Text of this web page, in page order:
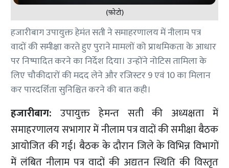
(फ़ोटो)
हजारीबाग उपायुक्त हेमंत सती ने समाहरणालय में नीलाम पत्र
वादों की समीक्षा करते हुए पुराने मामलों को प्राथमिकता के आधार
पर निष्पादित करने का निर्देश दिया। उन्होंने नोटिस तामिला के
लिए चौकीदारों की मदद लेने और रजिस्टर 9 एवं 10 का मिलान
कर पारदर्शिता सुनिश्चित करने की बात कही।
हजारीबाग: उपायुक्त हेमन्त सती की अध्यक्षता में
समाहरणालय सभागार में नीलाम पत्र वादों की समीक्षा बैठक
आयोजित की गई। बैठक के दौरान जिले के विभिन्न विभागों
में लंबित नीलाम पत्र वादों की अद्यतन स्थिति की विस्तृत